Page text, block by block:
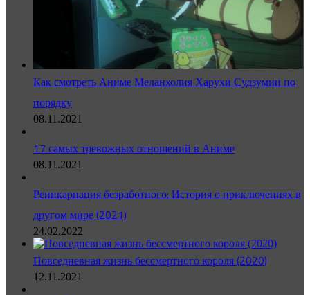
Как смотреть Аниме Меланхолия Харухи Судзумии по
порядку
08.11.2021
17 самых тревожных отношений в Аниме
08.11.2021
Реинкарнация безработного: История о приключениях в
другом мире (2021)
24.02.2022
Повседневная жизнь бессмертного короля (2020)
12.11.2021